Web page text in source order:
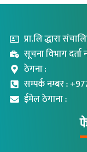
प्रा.लि द्धारा
सूचना विभाग दर्ता
ठेगना :
सम्पर्क नम्बर :
ईमेल ठेगाना :